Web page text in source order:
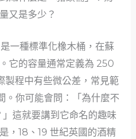
又是多少？
一種標準化橡木桶，在蘇
它的容量通常定義為 250
製程中有些微公差，常見範
。你可能會問：「為什麼不
這就要講到它命名的趣味
，18、19 世紀英國的酒精